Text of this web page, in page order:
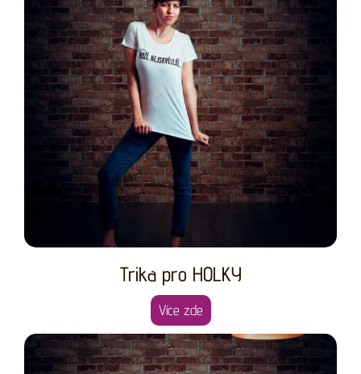
Trika pro HOLKY
Více zde